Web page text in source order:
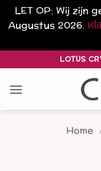
LET OP: Wij zijn
Augustus 2026.
naar
inhoud
LOTUS
Home